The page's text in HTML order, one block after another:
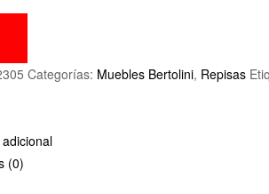
Categorías: Muebles Bertolini, Repisas
(0)